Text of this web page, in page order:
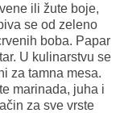
ili žute boje,
se od zeleno
boba. Papar
U kulinarstvu se
za tamna mesa.
marinada, juha i
za sve vrste